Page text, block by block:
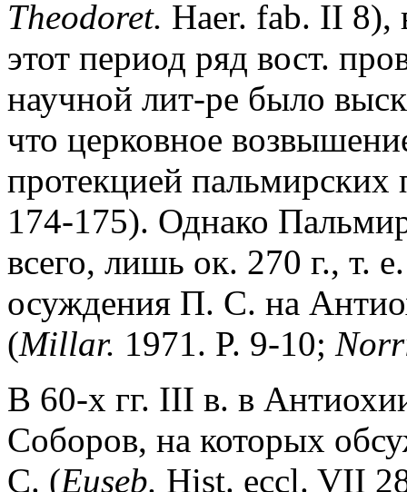
Theodoret. Haer. fab. II 8),
этот период ряд вост.
научной лит-ре было
что церковное
протекцией пальмирских
174-175). Однако
всего, лишь ок. 270 г., т.
осуждения П. С. на
(Millar. 1971. P. 9-10;
В 60-х гг. III в. в
Соборов, на которых
С. (Euseb. Hist. eccl. VII